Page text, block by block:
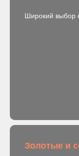
Широкий выбор
Золотые и